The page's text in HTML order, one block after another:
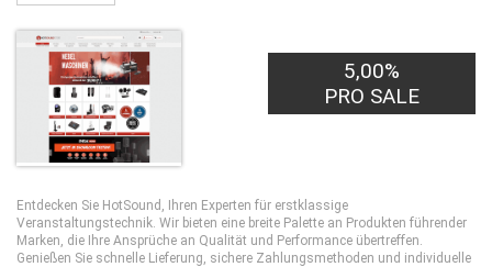
5,00%
PRO SALE
Entdecken Sie HotSound, Ihren Experten für erstklassige
Veranstaltungstechnik. Wir bieten eine breite Palette an Produkten führender
Marken, die Ihre Ansprüche an Qualität und Performance übertreffen.
Genießen Sie schnelle Lieferung, sichere Zahlungsmethoden und individuelle